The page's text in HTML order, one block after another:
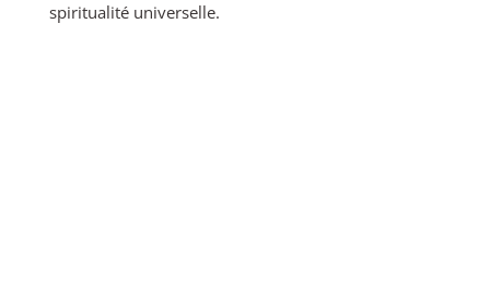
spiritualité universelle.